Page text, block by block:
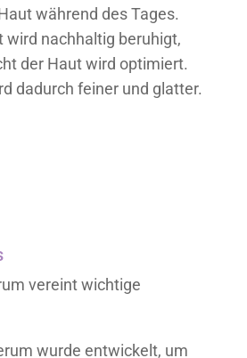
während des Tages.
wird nachhaltig beruhigt,
der Haut wird optimiert.
dadurch feiner und glatter.
vereint wichtige
wurde entwickelt, um